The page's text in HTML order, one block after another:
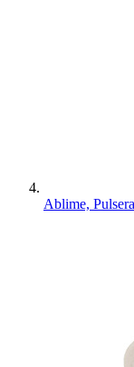
Ablime,